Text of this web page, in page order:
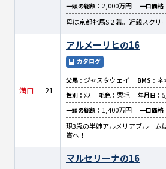
一頭の総額： 2,000万円 一口価格
母は京都牝馬S２着。近親スクリ
満口 21
アルメーリヒの16
カタログ
父馬： ジャスタウェイ BMS： ネ
性別： ﾒｽ 毛色： 栗毛 年月日：
一頭の総額： 1,400万円 一口価格
現3歳の半姉アルメリアブルーム
賞へ！
マルセリーナの16